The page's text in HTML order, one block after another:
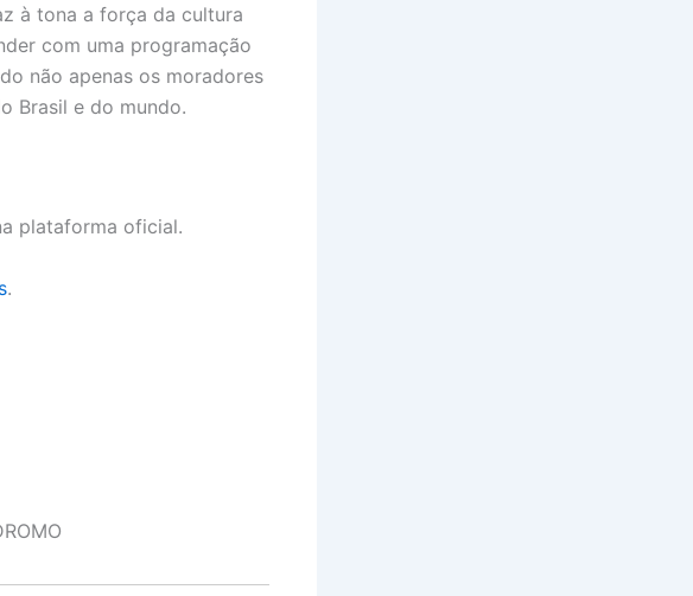
à tona a força da cultura
com uma programação
não apenas os moradores
Brasil e do mundo.
plataforma oficial.
.